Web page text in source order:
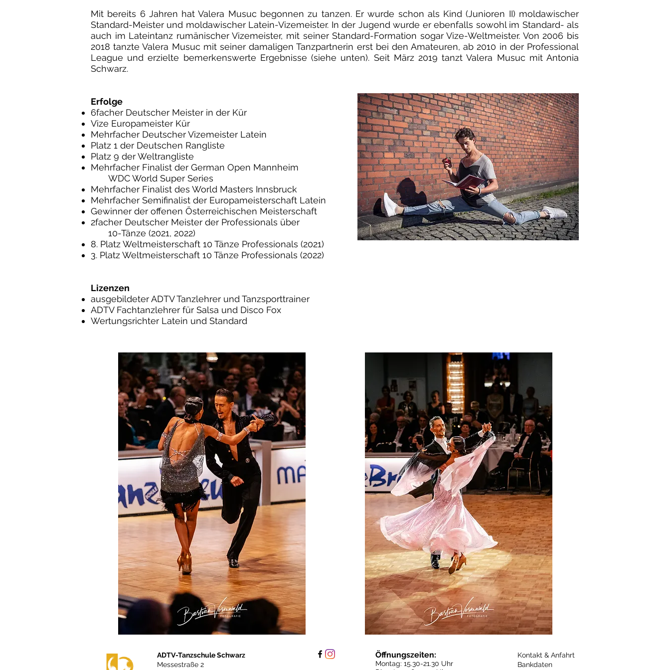
Mit bereits 6 Jahren hat Valera Musuc begonnen zu tanzen. Er wurde schon als Kind (Junioren II) moldawischer
Standard-Meister und moldawischer Latein-Vizemeister. In der Jugend wurde er ebenfalls sowohl im Standard- als
auch im Lateintanz rumänischer Vizemeister, mit seiner Standard-Formation sogar Vize-Weltmeister. Von 2006 bis
2018 tanzte Valera Musuc mit seiner damaligen Tanzpartnerin erst bei den Amateuren, ab 2010 in der Professional
League und erzielte bemerkenswerte Ergebnisse (siehe unten). Seit März 2019 tanzt Valera Musuc mit Antonia
Schwarz.
Erfolge
6facher Deutscher Meister in der Kür
Vize Europameister Kür
Mehrfacher Deutscher Vizemeister Latein
Platz 1 der Deutschen Rangliste
Platz 9 der Weltrangliste
Mehrfacher Finalist der German Open Mannheim
WDC World Super Series
Mehrfacher Finalist des World Masters Innsbruck
Mehrfacher Semifinalist der Europameisterschaft Latein
Gewinner der offenen Österreichischen Meisterschaft
2facher Deutscher Meister der Professionals über
10-Tänze (2021, 2022)
8. Platz Weltmeisterschaft 10 Tänze Professionals (2021)
3. Platz Weltmeisterschaft 10 Tänze Professionals (2022)
Lizenzen
ausgebildeter ADTV Tanzlehrer und Tanzsporttrainer
ADTV Fachtanzlehrer für Salsa und Disco Fox
Wertungsrichter Latein und Standard
ADTV-Tanzschule Schwarz
Messestraße 2
Öffnungszeiten:
Montag: 15.30-21.30 Uhr
Kontakt & Anfahrt
Bankdaten